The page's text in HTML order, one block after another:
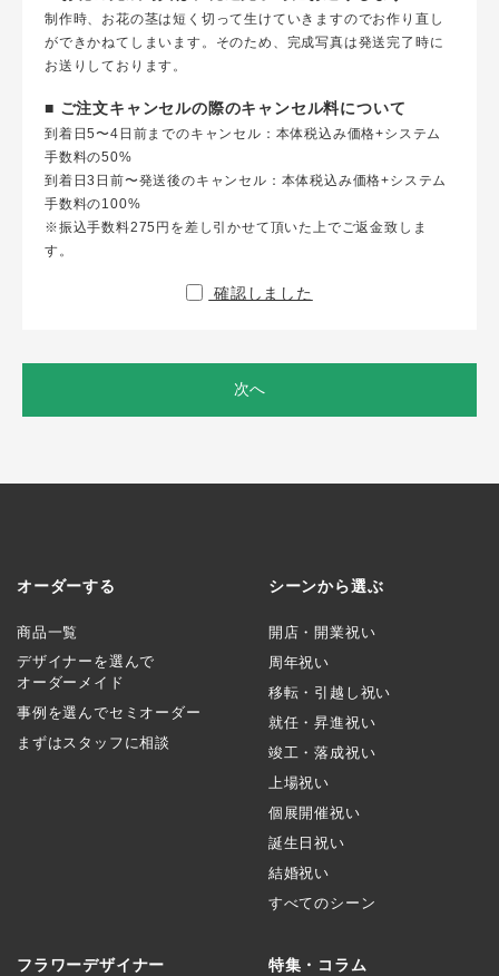
制作時、お花の茎は短く切って生けていきますのでお作り直し
ができかねてしまいます。そのため、完成写真は発送完了時に
お送りしております。
■ ご注文キャンセルの際のキャンセル料について
到着日5〜4日前までのキャンセル：本体税込み価格+システム
手数料の50%
到着日3日前〜発送後のキャンセル：本体税込み価格+システム
手数料の100%
※振込手数料275円を差し引かせて頂いた上でご返金致しま
す。
確認しました
次へ
オーダーする
商品一覧
デザイナーを選んで
オーダーメイド
事例を選んでセミオーダー
まずはスタッフに相談
シーンから選ぶ
開店・開業祝い
周年祝い
移転・引越し祝い
就任・昇進祝い
竣工・落成祝い
上場祝い
個展開催祝い
誕生日祝い
結婚祝い
すべてのシーン
フラワーデザイナー 特集・コラム